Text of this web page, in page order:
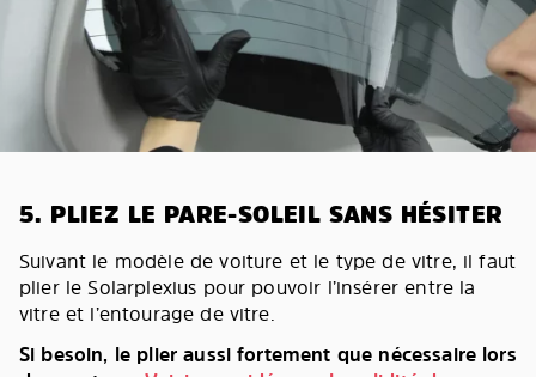
5. PLIEZ LE PARE-SOLEIL SANS HÉSITER
Suivant le modèle de voiture et le type de vitre, il faut
plier le Solarplexius pour pouvoir l’insérer entre la
vitre et l’entourage de vitre.
Si besoin, le plier aussi fortement que nécessaire lors